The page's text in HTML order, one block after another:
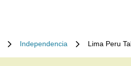
Independencia Lima Peru